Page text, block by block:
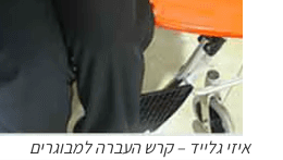
איזי גלייד – קרש העברה למבוגרים